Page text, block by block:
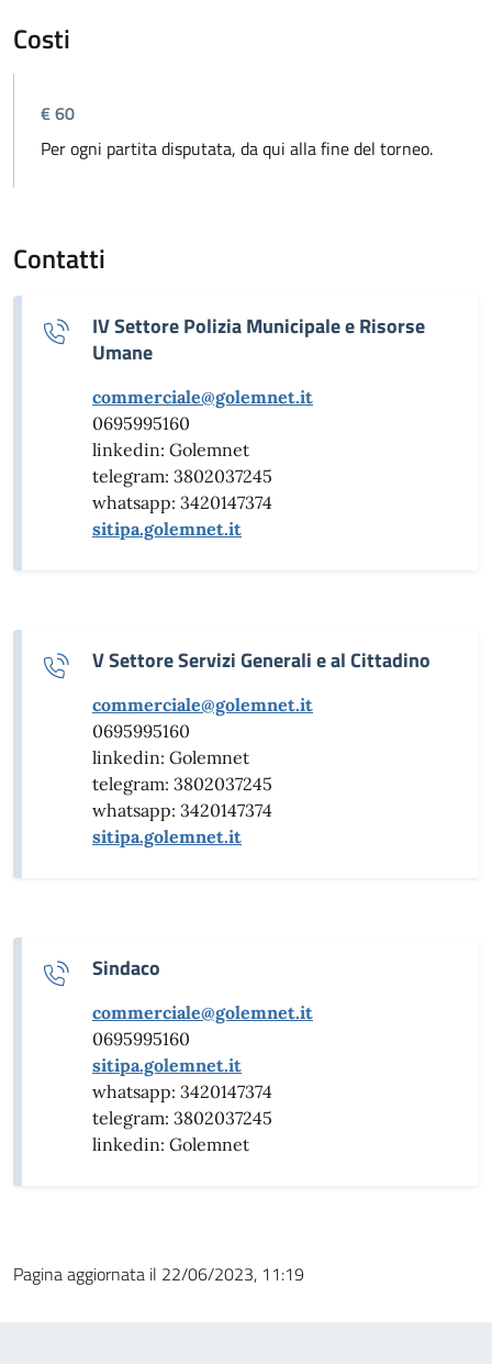
Costi
€ 60
Per ogni partita disputata, da qui alla fine del torneo.
Contatti
IV Settore Polizia Municipale e Risorse
Umane
commerciale@golemnet.it
0695995160
linkedin: Golemnet
telegram: 3802037245
whatsapp: 3420147374
sitipa.golemnet.it
V Settore Servizi Generali e al Cittadino
commerciale@golemnet.it
0695995160
linkedin: Golemnet
telegram: 3802037245
whatsapp: 3420147374
sitipa.golemnet.it
Sindaco
commerciale@golemnet.it
0695995160
sitipa.golemnet.it
whatsapp: 3420147374
telegram: 3802037245
linkedin: Golemnet
Pagina aggiornata il 22/06/2023, 11:19